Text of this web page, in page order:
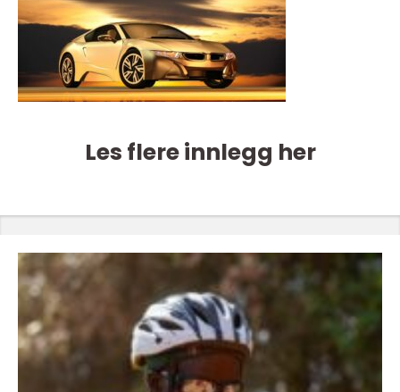
Les flere innlegg her